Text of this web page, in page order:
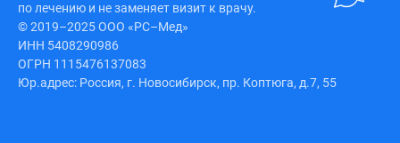
по лечению и не заменяет визит к врачу.
© 2019–2025 ООО «РС–Мед»
ИНН 5408290986
ОГРН 1115476137083
Юр.адрес: Россия, г. Новосибирск, пр. Коптюга, д.7, 55